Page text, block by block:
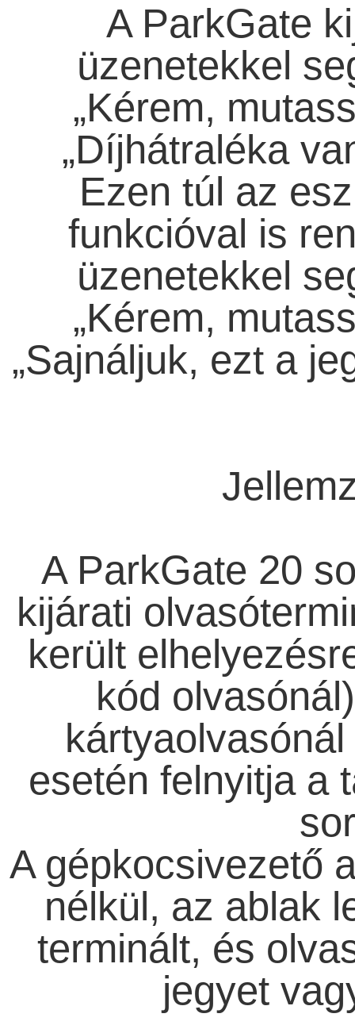
A ParkGate
üzenetekkel
„Kérem,
„Díjhátraléka
Ezen túl az
funkcióval is
üzenetekkel
„Kérem,
„Sajnáljuk, ezt a
A ParkGate 20
kijárati
került
kód
esetén felnyitja a
A gépkocsivezető
nélkül, az ablak
terminált, és
jegyet